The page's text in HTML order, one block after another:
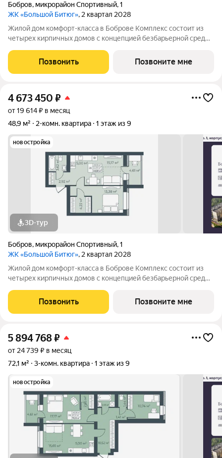
Бобров, микрорайон Спортивный,1
ЖК «Большой Битюг», 2 квартал 2028
Жилой дом комфорт-класса в Боброве Комплекс состоит из
четырех кирпичных домов с концепцией безбарьерной среды,
пожилых людей и родителей с колясками. Функциональное
использование квадратных
Позвонить Позвоните мне
4 673 450 ₽
от 19 614 ₽ в месяц
48,9 м²
2-комн. квартира 1 этаж из 9
новостройка
3D-тур
Бобров, микрорайон Спортивный,1
ЖК «Большой Битюг», 2 квартал 2028
Жилой дом комфорт-класса в Боброве Комплекс состоит из
четырех кирпичных домов с концепцией безбарьерной среды,
пожилых людей и родителей с колясками. Функциональное
использование квадратных
Позвонить Позвоните мне
5 894 768₽
от 24 739 ₽ в месяц
72,1 м²
3-комн. квартира 1 этаж из 9
новостройка